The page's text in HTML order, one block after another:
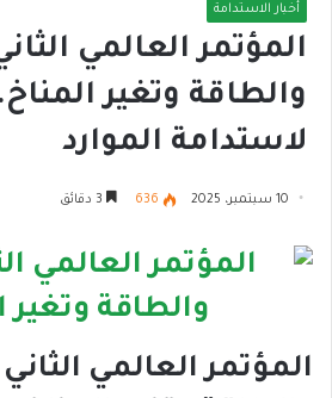
أخبار الاستدامة
المؤتمر العالمي
والطاقة وتغير
لاستدامة الموارد
10 سبتمبر، 2025 636
المؤتمر العالمي